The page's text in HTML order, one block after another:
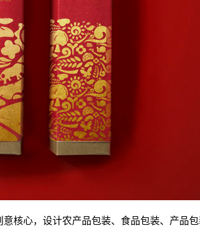
心，设计农产品包装、食品包装、产品